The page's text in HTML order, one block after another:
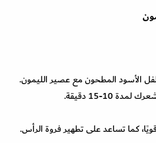
الأسود المطحون مع عصير الليمون.
15 دقيقة.
كما تساعد على تطهير فروة الرأس.